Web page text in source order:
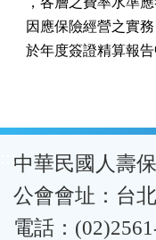
因應保險經營之實
於年度簽證精算報告
:::中華民國人壽
公會會址：台
電話：